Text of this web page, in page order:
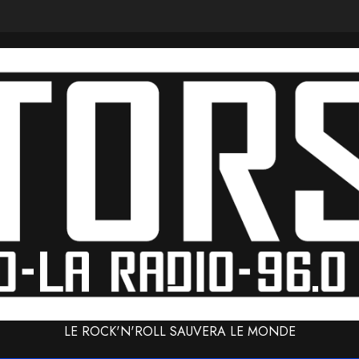
LE ROCK'N'ROLL SAUVERA LE MONDE